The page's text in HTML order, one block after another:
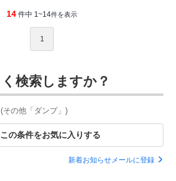
14 件中 1~14件を表示
1
検索しますか？
その他「ダンプ」)
この条件をお気に入りする
新着お知らせメールに登録